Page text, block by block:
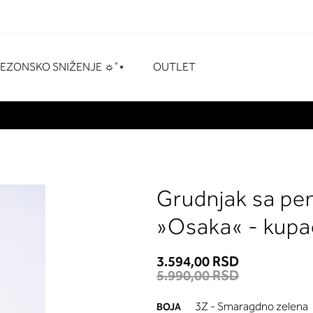
SNIŽENJE ☼˚⋆ OUTLET
Grudnjak sa
»Osaka« -
3.594,00 RSD
5.990,00 RSD
BOJA 3Z - Smaragdno zelena